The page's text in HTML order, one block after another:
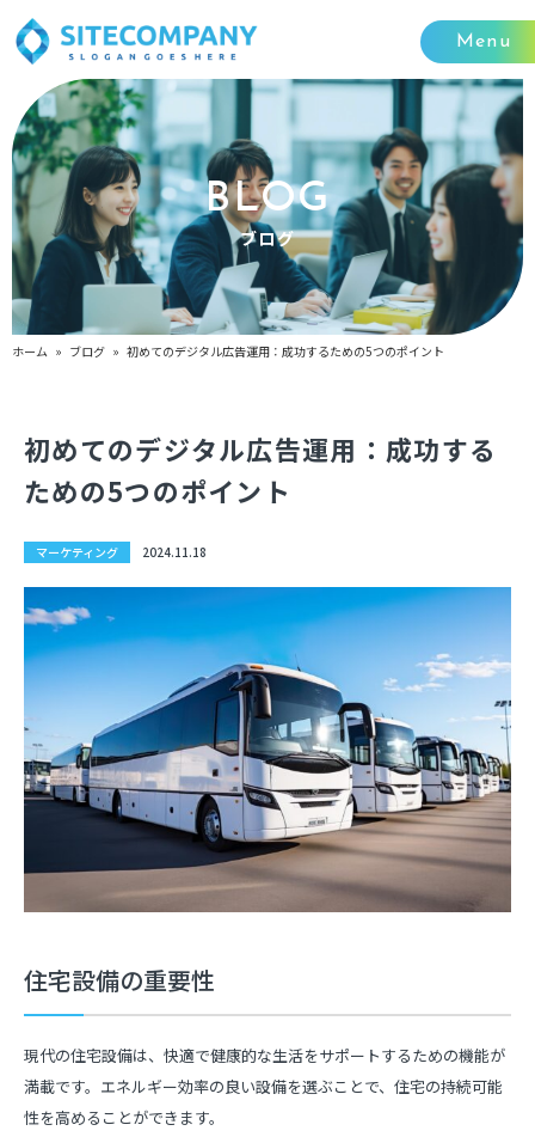
Menu
BLOG
ブログ
ホーム » ブログ » 初めてのデジタル広告運用：成功するための5つのポイント
初めてのデジタル広告運用：成功する
ための5つのポイント
マーケティング 2024.11.18
住宅設備の重要性
現代の住宅設備は、快適で健康的な生活をサポートするための機能が
満載です。エネルギー効率の良い設備を選ぶことで、住宅の持続可能
性を高めることができます。